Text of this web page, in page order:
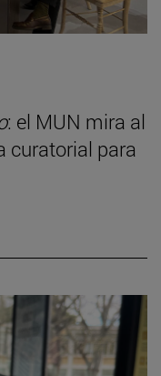
: el MUN mira al
curatorial para